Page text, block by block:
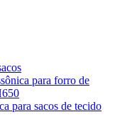
para forro de
para sacos de tecido